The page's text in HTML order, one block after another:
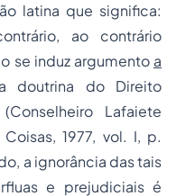
latina que significa:
ao contrário
se induz argumento a
doutrina do Direito
Lafaiete
1977, vol. I, p.
a ignorância das tais
e prejudiciais é